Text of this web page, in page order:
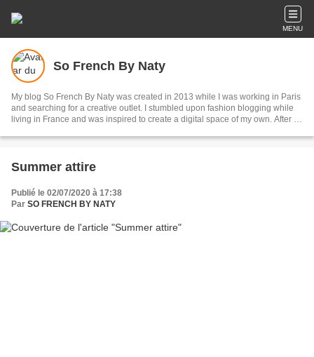
MENU
So French By Naty
My blog So French By Naty was created in 2013 while I was working in Paris
and searching for a creative outlet. I stumbled upon fashion blogging while
living in France and was inspired to create a digital space of my own. After a
in my spare time, I made the decision to pursue blogging in Florida, US
Summer attire
Publié le 02/07/2020 à 17:38
Par SO FRENCH BY NATY